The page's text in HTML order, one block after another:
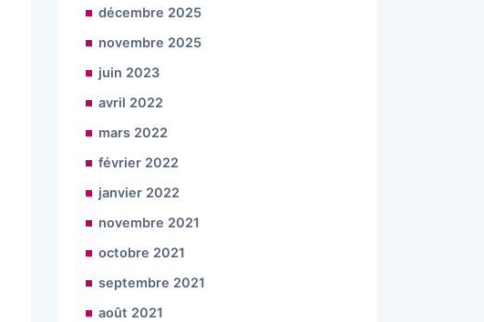
décembre 2025
novembre 2025
juin 2023
avril 2022
mars 2022
février 2022
janvier 2022
novembre 2021
octobre 2021
septembre 2021
août 2021